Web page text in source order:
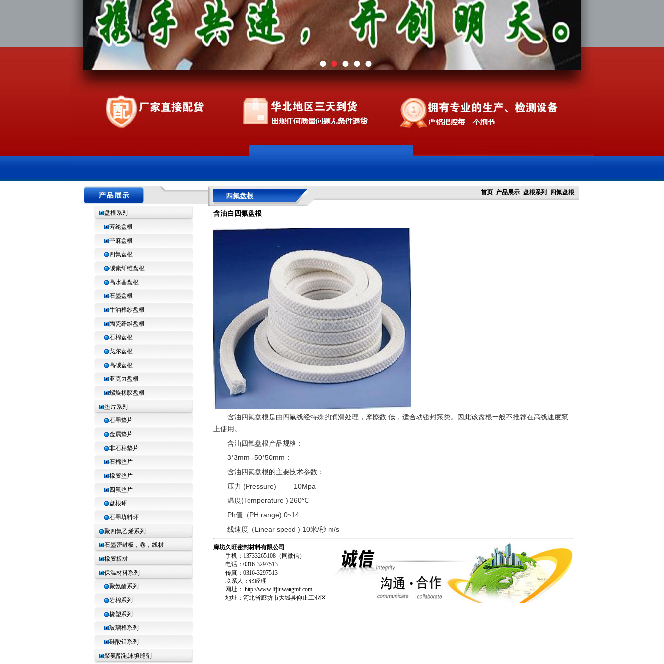
● ● ● ● ●
盘根系列
芳纶盘根
苎麻盘根
四氟盘根
碳素纤维盘根
高水基盘根
石墨盘根
牛油棉纱盘根
陶瓷纤维盘根
石棉盘根
戈尔盘根
高碳盘根
亚克力盘根
螺旋橡胶盘根
垫片系列
石墨垫片
金属垫片
非石棉垫片
石棉垫片
橡胶垫片
四氟垫片
盘根环
石墨填料环
聚四氟乙烯系列
石墨密封板，卷，线材
橡胶板材
保温材料系列
聚氨酯系列
岩棉系列
橡塑系列
玻璃棉系列
硅酸铝系列
聚氨酯泡沫填缝剂
首页 >产品展示 >盘根系列 > 四氟盘根
四氟盘根
含油白四氟盘根
含油四氟盘根是由四氟线经特殊的润滑处理，摩擦数 低，适合动密封泵类。因此该盘根一般不推荐在高线速度泵
上使用。
含油四氟盘根产品规格：
3*3mm--50*50mm；
含油四氟盘根的主要技术参数：
压力 (Pressure) 10Mpa
温度(Temperature ) 260℃
Ph值（PH range) 0~14
线速度（Linear speed ) 10米/秒 m/s
廊坊久旺密封材料有限公司
手机：13733265108（同微信）
电话：0316-3297513
传真：0316-3297513
联系人：张经理
网址： http://www.lfjiuwangmf.com
地址：河北省廊坊市大城县仰止工业区